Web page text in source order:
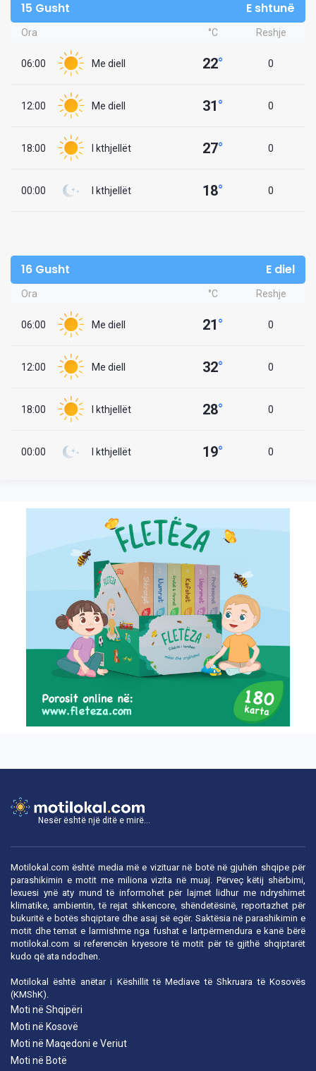
15 Gusht E shtunë
Ora °C Reshje
06:00 Me diell 22° 0
12:00 Me diell 31° 0
18:00 I kthjellët 27° 0
00:00 I kthjellët 18° 0
16 Gusht E diel
Ora °C Reshje
06:00 Me diell 21° 0
12:00 Me diell 32° 0
18:00 I kthjellët 28° 0
00:00 I kthjellët 19° 0
Nesër është një ditë e mirë...
Motilokal.com është media më e vizituar në botë në gjuhën shqipe për
parashikimin e motit me miliona vizita në muaj. Përveç këtij shërbimi,
lexuesi ynë aty mund të informohet për lajmet lidhur me ndryshimet
klimatike, ambientin, të rejat shkencore, shëndetësinë, reportazhet për
bukuritë e botës shqiptare dhe asaj së egër. Saktësia në parashikimin e
motit dhe temat e larmishme nga fushat e lartpërmendura e kanë bërë
motilokal.com si referencën kryesore të motit për të gjithë shqiptarët
kudo që ata ndodhen.
Motilokal është anëtar i Këshillit të Mediave të Shkruara të Kosovës
(KMShK).
Moti në Shqipëri
Moti në Kosovë
Moti në Maqedoni e Veriut
Moti në Botë